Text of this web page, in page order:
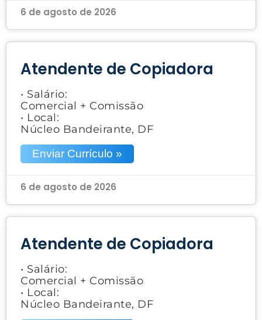
6 de agosto de 2026
Atendente de Copiadora
• Salário:
Comercial + Comissão
• Local:
Núcleo Bandeirante, DF
Enviar Currículo »
6 de agosto de 2026
Atendente de Copiadora
• Salário:
Comercial + Comissão
• Local:
Núcleo Bandeirante, DF